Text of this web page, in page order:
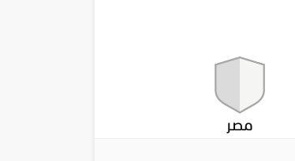
مصر